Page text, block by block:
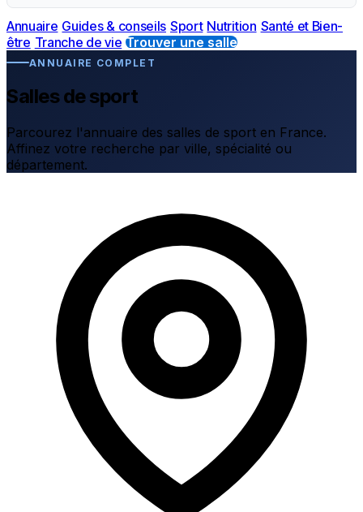
Annuaire Guides & conseils Sport Nutrition Santé et Bien-
être Tranche de vie Trouver une salle
ANNUAIRE COMPLET
Salles de sport
Parcourez l'annuaire des salles de sport en France.
Affinez votre recherche par ville, spécialité ou
département.